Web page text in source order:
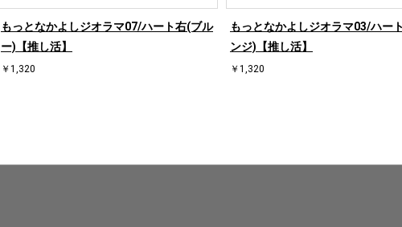
もっとなかよしジオラマ07/ハート右(ブル
ー)【推し活】
￥1,320
もっとなかよしジオラマ03/ハー
ンジ)【推し活】
￥1,320